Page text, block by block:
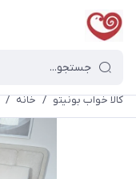
کالا خواب بونیتو / خانه /